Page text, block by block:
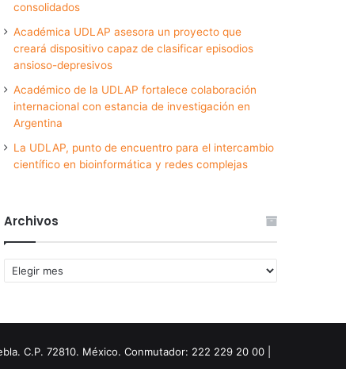
consolidados
Académica UDLAP asesora un proyecto que
creará dispositivo capaz de clasificar episodios
ansioso-depresivos
Académico de la UDLAP fortalece colaboración
internacional con estancia de investigación en
Argentina
La UDLAP, punto de encuentro para el intercambio
científico en bioinformática y redes complejas
Archivos
Archivos
C.P. 72810. México. Conmutador: 222 229 20 00 |